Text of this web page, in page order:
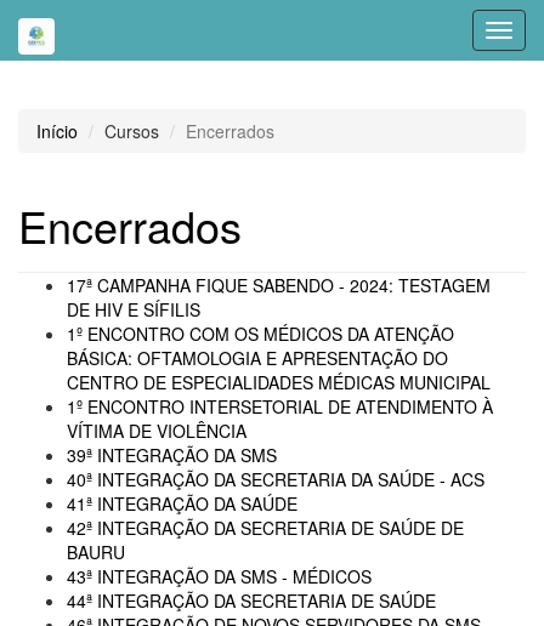
Início Cursos Encerrados
Encerrados
17ª CAMPANHA FIQUE SABENDO - 2024: TESTAGEM
DE HIV E SÍFILIS
1º ENCONTRO COM OS MÉDICOS DA ATENÇÃO
BÁSICA: OFTAMOLOGIA E APRESENTAÇÃO DO
CENTRO DE ESPECIALIDADES MÉDICAS MUNICIPAL
1º ENCONTRO INTERSETORIAL DE ATENDIMENTO À
VÍTIMA DE VIOLÊNCIA
39ª INTEGRAÇÃO DA SMS
40ª INTEGRAÇÃO DA SECRETARIA DA SAÚDE - ACS
41ª INTEGRAÇÃO DA SAÚDE
42ª INTEGRAÇÃO DA SECRETARIA DE SAÚDE DE
BAURU
43ª INTEGRAÇÃO DA SMS - MÉDICOS
44ª INTEGRAÇÃO DA SECRETARIA DE SAÚDE